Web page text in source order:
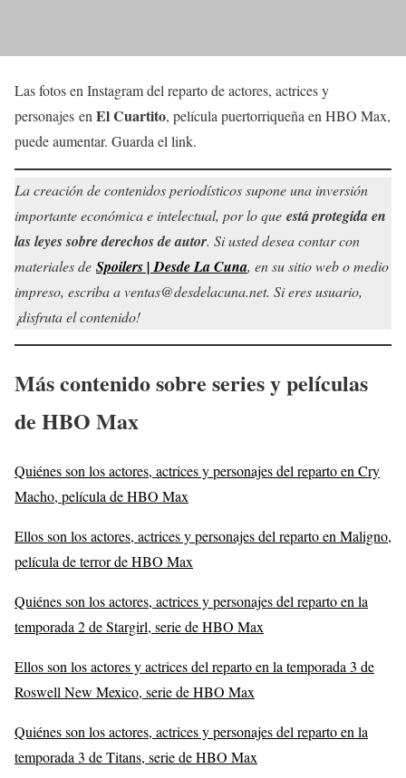
Las fotos en Instagram del reparto de actores, actrices y
personajes en El Cuartito, película puertorriqueña en HBO Max,
puede aumentar. Guarda el link.
La creación de contenidos periodísticos supone una inversión
importante económica e intelectual, por lo que está protegida en
las leyes sobre derechos de autor. Si usted desea contar con
materiales de Spoilers | Desde La Cuna, en su sitio web o medio
impreso, escriba a ventas@desdelacuna.net. Si eres usuario,
¡disfruta el contenido!
Más contenido sobre series y películas
de HBO Max
Quiénes son los actores, actrices y personajes del reparto en Cry
Macho, película de HBO Max
Ellos son los actores, actrices y personajes del reparto en Maligno,
película de terror de HBO Max
Quiénes son los actores, actrices y personajes del reparto en la
temporada 2 de Stargirl, serie de HBO Max
Ellos son los actores y actrices del reparto en la temporada 3 de
Roswell New Mexico, serie de HBO Max
Quiénes son los actores, actrices y personajes del reparto en la
temporada 3 de Titans, serie de HBO Max